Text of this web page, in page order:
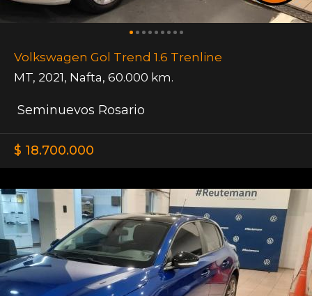
Volkswagen Gol Trend 1.6 Trenline
MT, 2021, Nafta, 60.000 km.
Seminuevos Rosario
$ 18.700.000